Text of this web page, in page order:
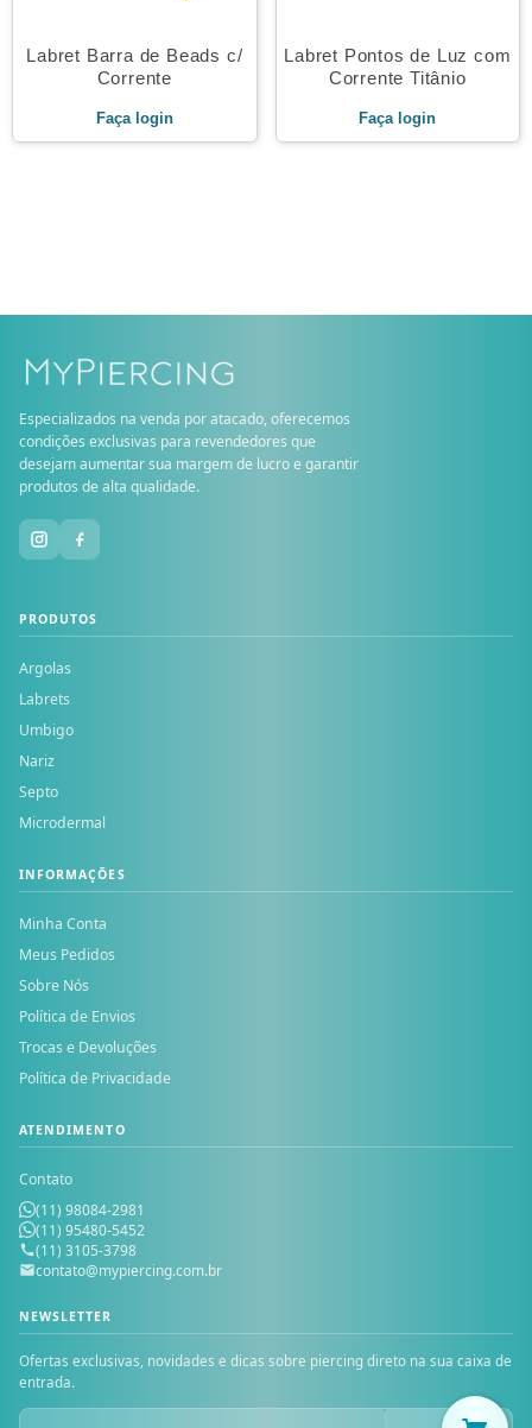
Labret Barra de Beads c/
Corrente
Faça login
Labret Pontos de Luz com
Corrente Titânio
Faça login
Especializados na venda por atacado, oferecemos
condições exclusivas para revendedores que
desejam aumentar sua margem de lucro e garantir
produtos de alta qualidade.
PRODUTOS
Argolas
Labrets
Umbigo
Nariz
Septo
Microdermal
INFORMAÇÕES
Minha Conta
Meus Pedidos
Sobre Nós
Política de Envios
Trocas e Devoluções
Política de Privacidade
ATENDIMENTO
Contato
(11) 98084-2981
(11) 95480-5452
(11) 3105-3798
contato@mypiercing.com.br
NEWSLETTER
Ofertas exclusivas, novidades e dicas sobre piercing direto na sua caixa de
entrada.